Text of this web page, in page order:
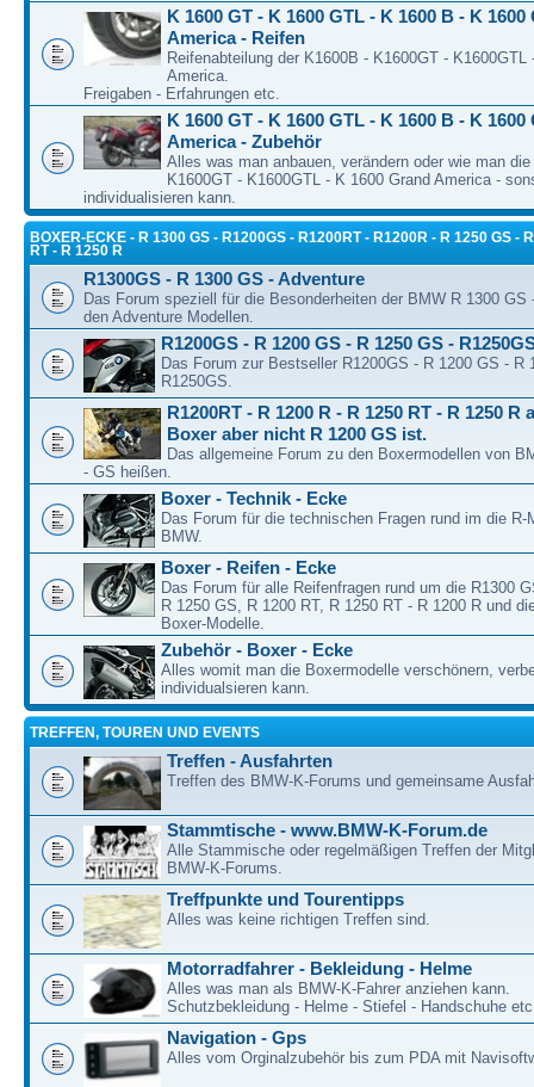
K 1600 GT - K 1600 GTL - K 1600 B - K 1600
America - Reifen
Reifenabteilung der K1600B - K1600GT - K1600GTL
America.
Freigaben - Erfahrungen etc.
K 1600 GT - K 1600 GTL - K 1600 B - K 1600
America - Zubehör
Alles was man anbauen, verändern oder wie man
K1600GT - K1600GTL - K 1600 Grand America -
individualisieren kann.
BOXER-ECKE - R 1300 GS - R1200GS - R1200RT - R1200R - R 1250 GS -
RT - R 1250 R
R1300GS - R 1300 GS - Adventure
Das Forum speziell für die Besonderheiten der BMW R 1300 GS
den Adventure Modellen.
R1200GS - R 1200 GS - R 1250 GS -
Das Forum zur Bestseller R1200GS - R 1200 GS - R
R1250GS.
R1200RT - R 1200 R - R 1250 RT - R 1250 R
Boxer aber nicht R 1200 GS ist.
Das allgemeine Forum zu den Boxermodellen von
- GS heißen.
Boxer - Technik - Ecke
Das Forum für die technischen Fragen rund im die R-
BMW.
Boxer - Reifen - Ecke
Das Forum für alle Reifenfragen rund um die R1300
R 1250 GS, R 1200 RT, R 1250 RT - R 1200 R und
Boxer-Modelle.
Zubehör - Boxer - Ecke
Alles womit man die Boxermodelle verschönern,
individualsieren kann.
TREFFEN, TOUREN UND EVENTS
Treffen - Ausfahrten
Treffen des BMW-K-Forums und gemeinsame
Stammtische - www.BMW-K-Forum.de
Alle Stammische oder regelmäßigen Treffen der
BMW-K-Forums.
Treffpunkte und Tourentipps
Alles was keine richtigen Treffen sind.
Motorradfahrer - Bekleidung - Helme
Alles was man als BMW-K-Fahrer anziehen kann.
Schutzbekleidung - Helme - Stiefel - Handschuhe
Navigation - Gps
Alles vom Orginalzubehör bis zum PDA mit